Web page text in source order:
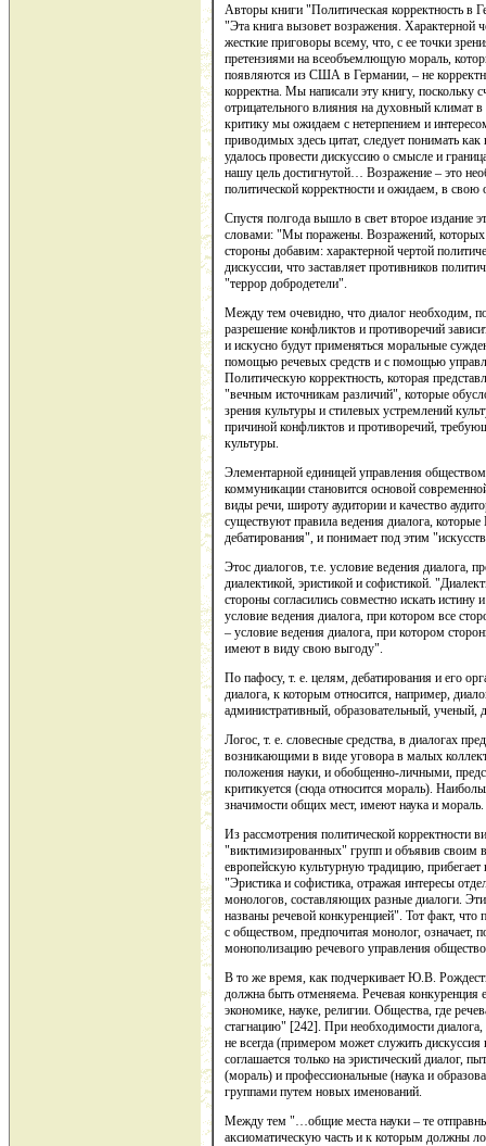
Авторы книги "Политическая корректность в
"Эта книга вызовет возражения. Характерной
жесткие приговоры всему, что, с ее точки
претензиями на всеобъемлющую мораль,
появляются из США в Германии, – не
корректна. Мы написали эту книгу, поскольку
отрицательного влияния на духовный климат
критику мы ожидаем с нетерпением и
приводимых здесь цитат, следует понимать
удалось провести дискуссию о смысле и
нашу цель достигнутой… Возражение – это
политической корректности и ожидаем, в
Спустя полгода вышло в свет второе издание
словами: "Мы поражены. Возражений,
стороны добавим: характерной чертой
дискуссии, что заставляет противников
"террор добродетели".
Между тем очевидно, что диалог необходим,
разрешение конфликтов и противоречий
и искусно будут применяться моральные
помощью речевых средств и с помощью
Политическую корректность, которая
"вечным источникам различий", которые
зрения культуры и стилевых устремлений
причиной конфликтов и противоречий,
культуры.
Элементарной единицей управления
коммуникации становится основой
виды речи, широту аудитории и качество
существуют правила ведения диалога,
дебатирования", и понимает под этим
Этос диалогов, т.е. условие ведения диалога,
диалектикой, эристикой и софистикой.
стороны согласились совместно искать
условие ведения диалога, при котором все
– условие ведения диалога, при котором
имеют в виду свою выгоду".
По пафосу, т. е. целям, дебатирования и его
диалога, к которым относится, например,
административный, образовательный, ученый,
Логос, т. е. словесные средства, в диалогах
возникающими в виде уговора в малых
положения науки, и обобщенно-личными,
критикуется (сюда относится мораль).
значимости общих мест, имеют наука и мораль.
Из рассмотрения политической корректности
"виктимизированных" групп и объявив своим
европейскую культурную традицию,
"Эристика и софистика, отражая интересы
монологов, составляющих разные диалоги.
названы речевой конкуренцией". Тот факт, что
с обществом, предпочитая монолог, означает,
монополизацию речевого управления
В то же время, как подчеркивает Ю.В.
должна быть отменяема. Речевая конкуренция
экономике, науке, религии. Общества, где
стагнацию" [242]. При необходимости диалога,
не всегда (примером может служить
соглашается только на эристический диалог,
(мораль) и профессиональные (наука и
группами путем новых именований.
Между тем "…общие места науки – те
аксиоматическую часть и к которым должны